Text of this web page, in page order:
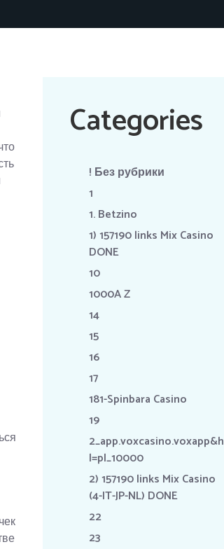
Categories
! Без рубрики
1
1. Betzino
1) 157190 links Mix Casino
DONE
10
1000A Z
14
15
16
17
181-Spinbara Casino
19
2_app.voxcasino.voxapp&h
l=pl_10000
2) 157190 links Mix Casino
(4-IT-JP-NL) DONE
22
23